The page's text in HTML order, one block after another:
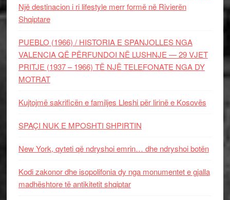
Një destinacion i ri lifestyle merr formë në Rivierën
Shqiptare
PUEBLO (1966) / HISTORIA E SPANJOLLES NGA
VALENCIA QË PËRFUNDOI NË LUSHNJE — 29 VJET
PRITJE (1937 – 1966) TË NJË TELEFONATE NGA DY
MOTRAT
Kujtojmë sakrificën e familjes Lleshi për lirinë e Kosovës
SPAÇI NUK E MPOSHTI SHPIRTIN
New York, qyteti që ndryshoi emrin… dhe ndryshoi botën
Kodi zakonor dhe isopolifonia dy nga monumentet e gjalla
madhështore të antikitetit shqiptar